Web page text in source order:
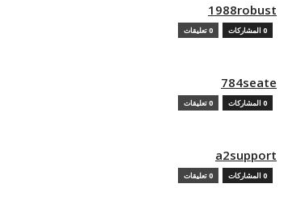
1988robust
0 المشاركات 0 تعليقات
784seate
0 المشاركات 0 تعليقات
a2support
0 المشاركات 0 تعليقات